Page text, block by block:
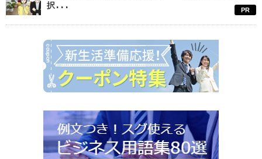
択...
PR